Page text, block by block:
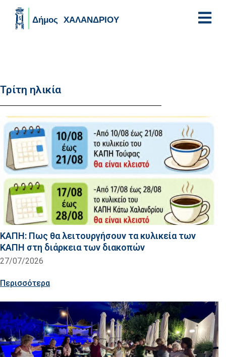
Τρίτη ηλικία
ΚΑΠΗ: Πως θα λειτουργήσουν τα κυλικεία των
ΚΑΠΗ στη διάρκεια των διακοπών
27/07/2026
Περισσότερα